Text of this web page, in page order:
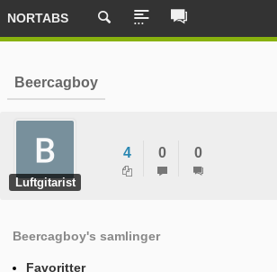
NORTABS
Beercagboy
Luftgitarist
4 0 0
Beercagboy's samlinger
Favoritter